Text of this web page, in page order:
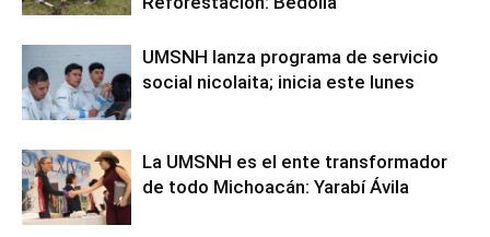
UMSNH lanza programa de servicio
social nicolaita; inicia este lunes
La UMSNH es el ente transformador
de todo Michoacán: Yarabí Ávila